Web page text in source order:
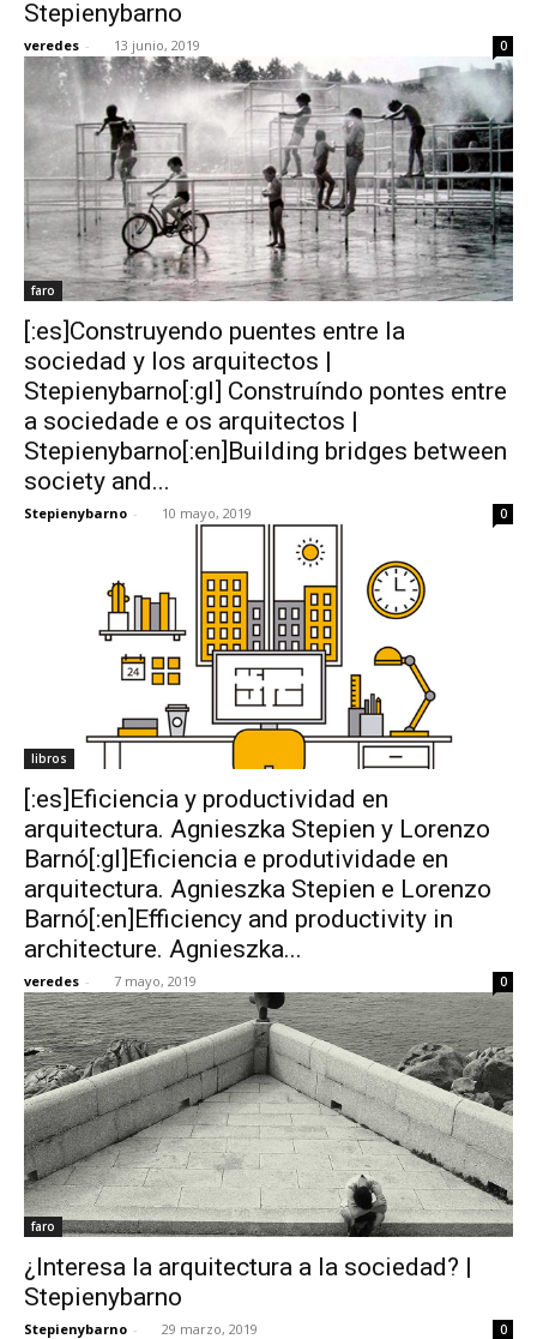
Stepienybarno
veredes - 13 junio, 2019 0
faro
[:es]Construyendo puentes entre la
sociedad y los arquitectos |
Stepienybarno[:gl] Construíndo pontes entre
a sociedade e os arquitectos |
Stepienybarno[:en]Building bridges between
society and...
Stepienybarno - 10 mayo, 2019 0
libros
[:es]Eficiencia y productividad en
arquitectura. Agnieszka Stepien y Lorenzo
Barnó[:gl]Eficiencia e produtividade en
arquitectura. Agnieszka Stepien e Lorenzo
Barnó[:en]Efficiency and productivity in
architecture. Agnieszka...
veredes - 7 mayo, 2019 0
faro
¿Interesa la arquitectura a la sociedad? |
Stepienybarno
Stepienybarno - 29 marzo, 2019 0